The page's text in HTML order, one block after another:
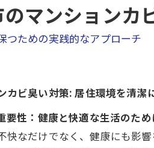
マンションカ
つための実践的なアプローチ
カビ臭い対策: 居住環境を清潔
要性：健康と快適な生活のため
快なだけでなく、健康にも影